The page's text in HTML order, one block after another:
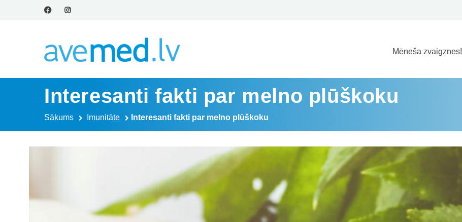
Mēneša zvaigznes!
Interesanti fakti par melno plūškoku
Sākums Imunitāte Interesanti fakti par melno plūškoku